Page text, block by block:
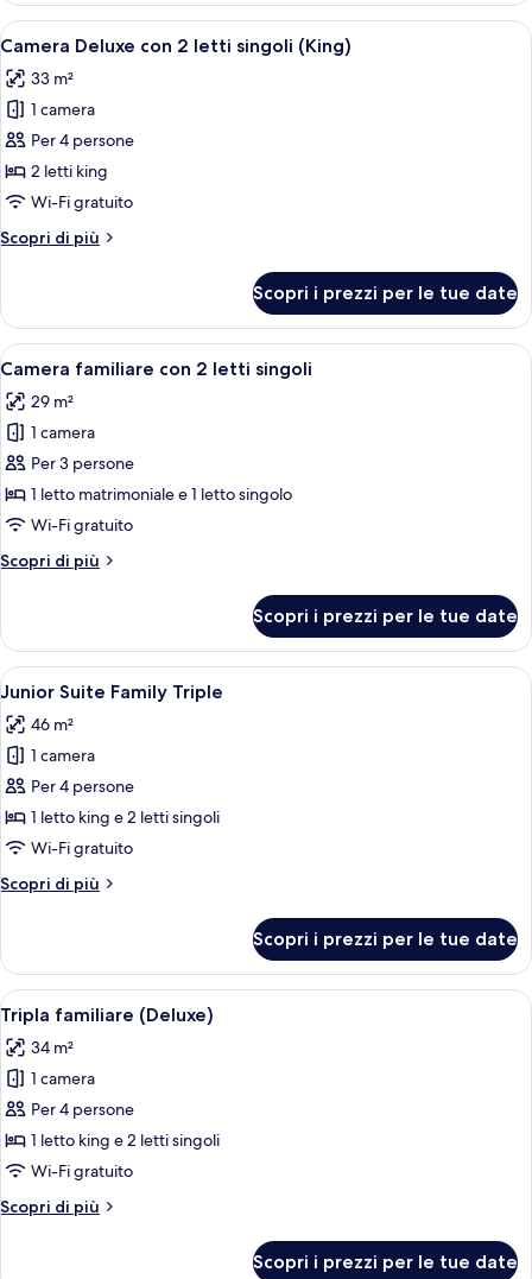
letto
Apri
tutte
le
foto
per
Camera
Deluxe
2
(King)
Camera d'albergo con due letti,
3
Camera Deluxe con 2 letti singoli (King)
33 m²
1 camera
Per 4 persone
2 letti king
Wi-Fi gratuito
Scopri di più
Altri
Deluxe
con
2
singoli
(King)
Scopri i prezzi per le tue date
Apri
tutte
le
foto
per
Camera
familiare
2
Insonorizzazione, Wi-Fi gratuito,
2
Camera familiare con 2 letti singoli
29 m²
1 camera
Per 3 persone
1 letto matrimoniale e 1 letto singolo
Wi-Fi gratuito
Scopri di più
Altri
familiare
con
2
singoli
Scopri i prezzi per le tue date
Apri
tutte
le
foto
per
Junior
Suite
Triple
Camera d'albergo con due letti,
3
Junior Suite Family Triple
46 m²
1 camera
Per 4 persone
1 letto king e 2 letti singoli
Wi-Fi gratuito
Scopri di più
Altri
Suite
Family
Triple
Scopri i prezzi per le tue date
Apri
tutte
le
foto
per
Tripla
familiare
Una camera d'albergo con due letti,
4
Tripla familiare (Deluxe)
34 m²
1 camera
Per 4 persone
1 letto king e 2 letti singoli
Wi-Fi gratuito
Scopri di più
Altri
Scopri i prezzi per le tue date